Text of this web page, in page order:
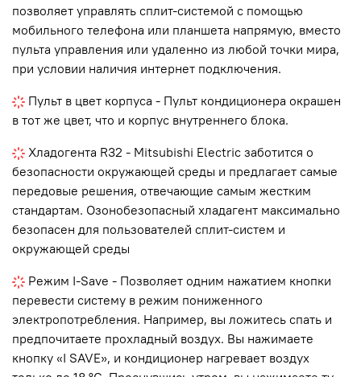
позволяет управлять сплит-системой с помощью
мобильного телефона или планшета напрямую, вместо
пульта управления или удаленно из любой точки мира,
при условии наличия интернет подключения.
Пульт в цвет корпуса - Пульт кондиционера окрашен
в тот же цвет, что и корпус внутреннего блока.
Хладогента R32 - Mitsubishi Electric заботится о
безопасности окружающей среды и предлагает самые
передовые решения, отвечающие самым жестким
стандартам. Озонобезопасный хладагент максимально
безопасен для пользователей сплит-систем и
окружающей среды
Режим I-Save - Позволяет одним нажатием кнопки
перевести систему в режим пониженного
электропотребления. Например, вы ложитесь спать и
предпочитаете прохладный воздух. Вы нажимаете
кнопку «I SAVE», и кондиционер нагревает воздух